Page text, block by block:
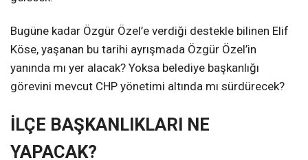
Bugüne kadar Özgür Özel’e verdiği destekle bilinen Elif
Köse, yaşanan bu tarihi ayrışmada Özgür Özel’in
yanında mı yer alacak? Yoksa belediye başkanlığı
görevini mevcut CHP yönetimi altında mı sürdürecek?
İLÇE BAŞKANLIKLARI NE
YAPACAK?